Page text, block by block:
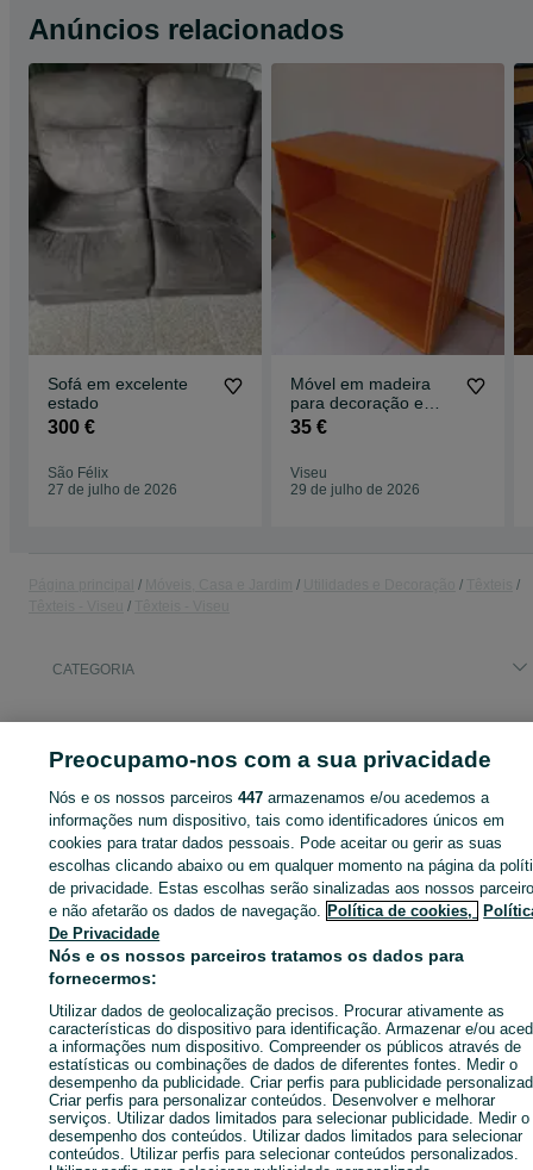
Anúncios relacionados
Sofá em excelente
estado
300 €
São Félix
27 de julho de 2026
Móvel em madeira
para decoração e
arrumação
35 €
Viseu
29 de julho de 2026
CATEGORIA
Entra na tua conta OLX ou cria uma nova para contactares
anunciante
Entrar ou criar conta
Enviar mensagem
Preocupamo-nos com a sua privacidade
Nós e os nossos parceiros447 armazenamos e/ou acedemos a
informações num dispositivo, tais como identificadores únicos em
cookies para tratar dados pessoais. Pode aceitar ou gerir as suas
escolhas clicando abaixo ou em qualquer momento na página da
de privacidade. Estas escolhas serão sinalizadas aos nossos
e não afetarão os dados de navegação. Política de cookies,
De Privacidade
Nós e os nossos parceiros tratamos os dados para
fornecermos:
Utilizar dados de geolocalização precisos. Procurar ativamente as
características do dispositivo para identificação. Armazenar e/ou
a informações num dispositivo. Compreender os públicos através de
estatísticas ou combinações de dados de diferentes fontes. Medir o
desempenho da publicidade. Criar perfis para publicidade
Criar perfis para personalizar conteúdos. Desenvolver e melhorar
serviços. Utilizar dados limitados para selecionar publicidade. Medir o
desempenho dos conteúdos. Utilizar dados limitados para selecionar
conteúdos. Utilizar perfis para selecionar conteúdos personalizados.